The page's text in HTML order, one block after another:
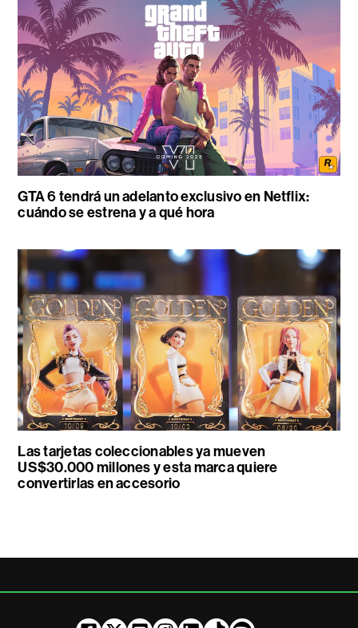
GTA 6 tendrá un adelanto exclusivo en Netflix:
cuándo se estrena y a qué hora
Las tarjetas coleccionables ya mueven
US$30.000 millones y esta marca quiere
convertirlas en accesorio